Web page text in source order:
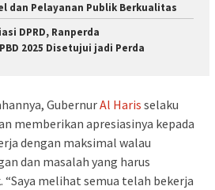
dan Pelayanan Publik Berkualitas
DPRD, Ranperda
2025 Disetujui jadi Perda
GubernurAl Haris selaku
memberikan apresiasinya kepada
dengan maksimal walau
dan masalah yang harus
“Saya melihat semua telah bekerja